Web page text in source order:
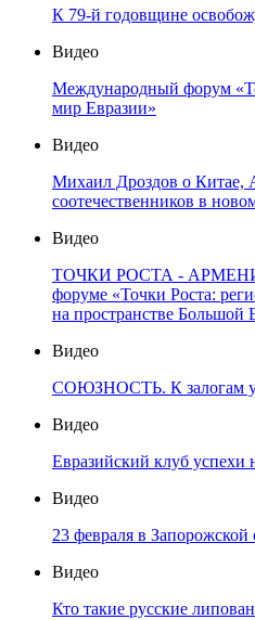
К 79-й годовщине
Видео
Международный форум
мир Евразии»
Видео
Михаил Дроздов о Китае,
соотечественников в
Видео
ТОЧКИ РОСТА -
форуме «Точки Роста:
на пространстве Большой
Видео
СОЮЗНОСТЬ. К залогам
Видео
Евразийский клуб
Видео
23 февраля в Запорожской
Видео
Кто такие русские